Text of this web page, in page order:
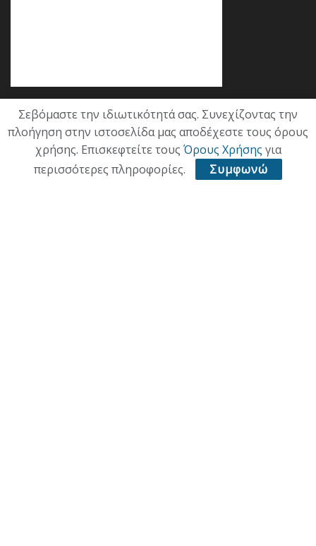
Κατηγορίες
ΕΠΙΚΑΙΡΟΤΗΤΑ
Σεβόμαστε την ιδιωτικότητά σας. Συνεχίζοντας την
πλοήγηση στην ιστοσελίδα μας αποδέχεστε τους όρους
χρήσης. Επισκεφτείτε τους Όρους Χρήσης για
περισσότερες πληροφορίες.
Συμφωνώ